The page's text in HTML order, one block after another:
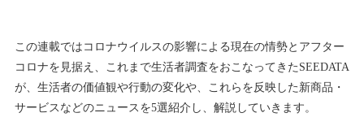
この連載ではコロナウイルスの影響による現在の情勢とアフター
コロナを見据え、これまで生活者調査をおこなってきたSEEDATA
が、生活者の価値観や行動の変化や、これらを反映した新商品・
サービスなどのニュースを5選紹介し、解説していきます。